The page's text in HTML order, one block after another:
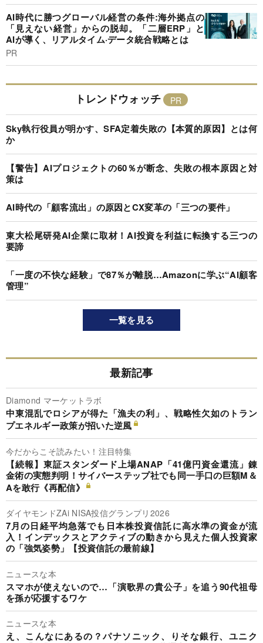
AI時代に勝つグローバル経営の条件:海外拠点の
「見えない経営」からの脱却。「二層ERP」と
AIが導く、リアルタイム·データ統合戦略とは
PR
トレンドウォッチ
Sky執行役員が明かす、SFA定着失敗の【本質的原因】とは何
か
【警告】AIプロジェクトの60％が断念、失敗の根本原因と対
策は
AI時代の「顧客流出」の原因とCX変革の「三つの要件」
東大松尾研発AI企業に取材！AI投資を利益に転換する三つの
要諦
「一度の不快な経験」で87％が離脱…Amazonに学ぶ“AI顧客
管理”
一覧を見る
最新記事
Diamond マーケットラボ
中東混乱でロシアが得た「漁夫の利」、戦略性欠如のトラン
プエネルギー政策が招いた逆風
今だからこそ読みたい！注目特集
【続報】東証スタンダード上場ANAP「41億円資金還流」錬
金術の実態判明！サイバーステップ社でも同一手口の巨額M＆
Aを敢行《再配信》
ダイヤモンドZAi NISA投信グランプリ2026
7月の日経平均急落でも日本株投資信託に高水準の資金が流
入！インデックスとアクティブの動きから見えた個人投資家
の「強気姿勢」【投資信託の最前線】
ニュースな本
スマホが使えないので…「演歌界の貴公子」を追う90代祖母
を孫が応援するワケ
ニュースな本
え、こんなにあるの？パナソニック、りそな銀行、ユニク